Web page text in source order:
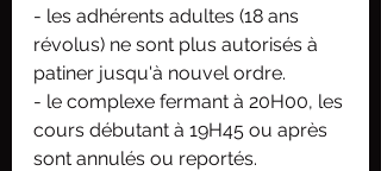
- les adhérents adultes (18 ans
révolus) ne sont plus autorisés à
patiner jusqu'à nouvel ordre.
- le complexe fermant à 20H00, les
cours débutant à 19H45 ou après
sont annulés ou reportés.